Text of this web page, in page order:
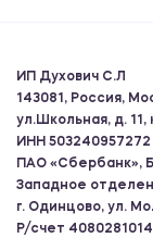
ИП Духович С.Л
143081, Россия,
ул.Школьная, д. 11,
ИНН 503240957272
ПАО «Сбербанк»,
Западное
г. Одинцово, ул.
Р/счет